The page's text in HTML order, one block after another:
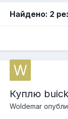
Найдено: 2
Куплю
Woldemar